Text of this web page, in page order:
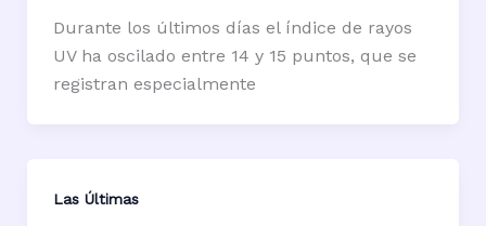
Durante los últimos días el índice de rayos
UV ha oscilado entre 14 y 15 puntos, que se
registran especialmente
Las Últimas